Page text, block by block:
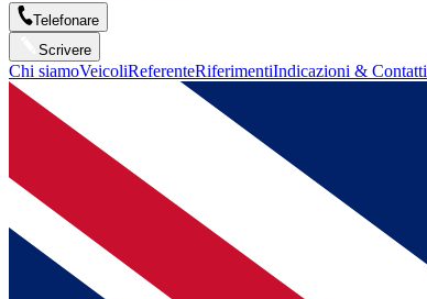
Telefonare
Scrivere
Chi siamoVeicoliReferenteRiferimentiIndicazioni & Contatti